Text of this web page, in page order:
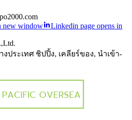
new window
Linkedin page opens in
ประเทศ ชิปปิ้ง, เคลียร์ของ, นำเข้า-